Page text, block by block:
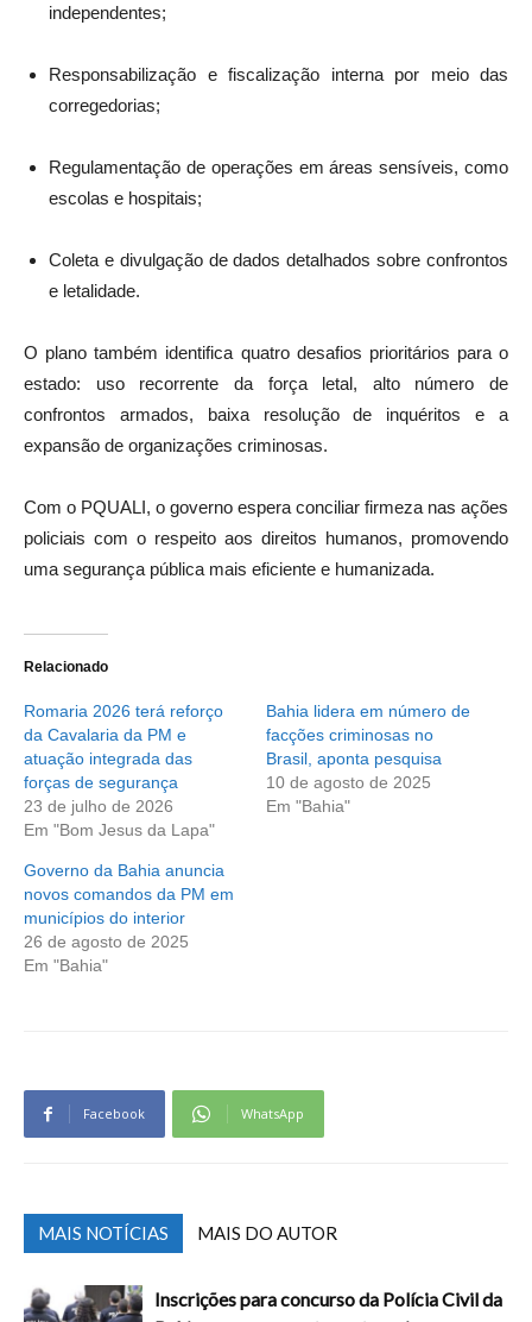
independentes;
Responsabilização e fiscalização interna por meio das
corregedorias;
Regulamentação de operações em áreas sensíveis, como
escolas e hospitais;
Coleta e divulgação de dados detalhados sobre confrontos
e letalidade.
O plano também identifica quatro desafios prioritários para o
estado: uso recorrente da força letal, alto número de
confrontos armados, baixa resolução de inquéritos e a
expansão de organizações criminosas.
Com o PQUALI, o governo espera conciliar firmeza nas ações
policiais com o respeito aos direitos humanos, promovendo
uma segurança pública mais eficiente e humanizada.
Relacionado
Romaria 2026 terá reforço
da Cavalaria da PM e
atuação integrada das
forças de segurança
23 de julho de 2026
Em "Bom Jesus da Lapa"
Bahia lidera em número de
facções criminosas no
Brasil, aponta pesquisa
10 de agosto de 2025
Em "Bahia"
Governo da Bahia anuncia
novos comandos da PM em
municípios do interior
26 de agosto de 2025
Em "Bahia"
Facebook WhatsApp
MAIS NOTÍCIAS MAIS DO AUTOR
Inscrições para concurso da Polícia Civil da